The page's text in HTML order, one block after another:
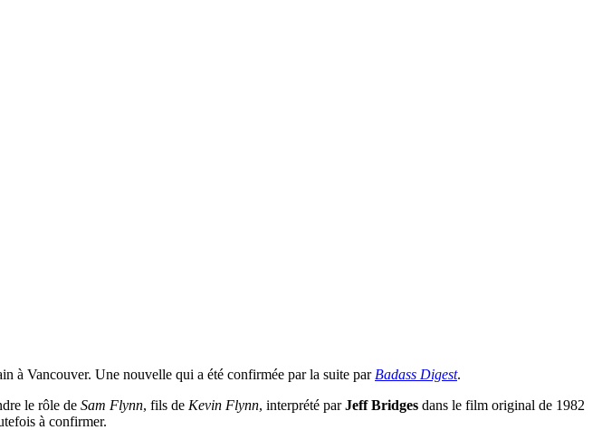
à Vancouver. Une nouvelle qui a été confirmée par la suite par Badass Digest.
le rôle de Sam Flynn, fils de Kevin Flynn, interprété parJeff Bridges dans le film original de 1982
à confirmer.